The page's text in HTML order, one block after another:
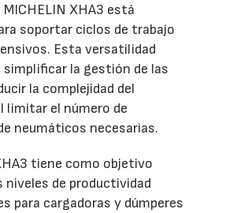
XHA3 está
soportar ciclos de trabajo
Esta versatilidad
la gestión de las
la complejidad del
limitar el número de
neumáticos necesarias.
tiene como objetivo
niveles de productividad
para cargadoras y dúmperes